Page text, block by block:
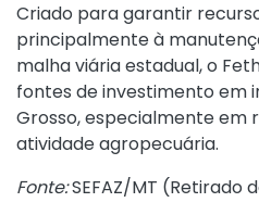
Criado para garantir
principalmente à
malha viária estadual, o
fontes de investimento em
Grosso, especialmente em
atividade agropecuária.
Fonte:SEFAZ/MT (Retirado